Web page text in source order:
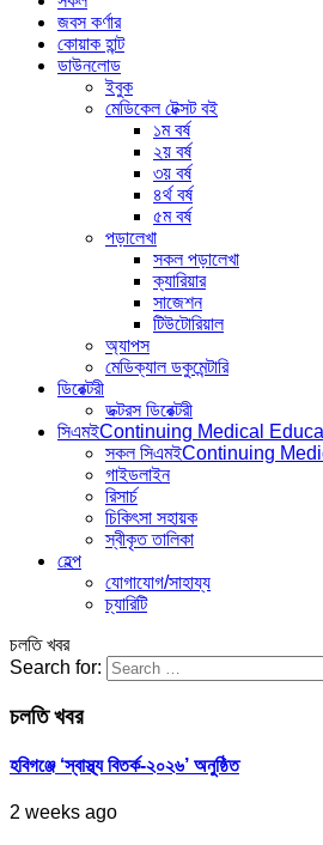
জবস কর্ণার
কোয়াক হান্ট
ডাউনলোড
ইবুক
মেডিকেল টেক্সট বই
১ম বর্ষ
২য় বর্ষ
৩য় বর্ষ
৪র্থ বর্ষ
৫ম বর্ষ
পড়ালেখা
সকল পড়ালেখা
ক্যারিয়ার
সাজেশন
টিউটোরিয়াল
অ্যাপস
মেডিক্যাল ডকুমেন্টারি
ডিরেক্টরী
ডক্টরস ডিরেক্টরী
সিএমইContinuing Medical
সকল সিএমইContinuing
গাইডলাইন
রিসার্চ
চিকিৎসা সহায়ক
স্বীকৃত তালিকা
হেল্প
যোগাযোগ/সাহায্য
চ্যারিটি
চলতি খবর
Search for:
চলতি খবর
হবিগঞ্জে ‘স্বাস্থ্য বিতর্ক-২০২৬’ অনুষ্ঠিত
2 weeks ago